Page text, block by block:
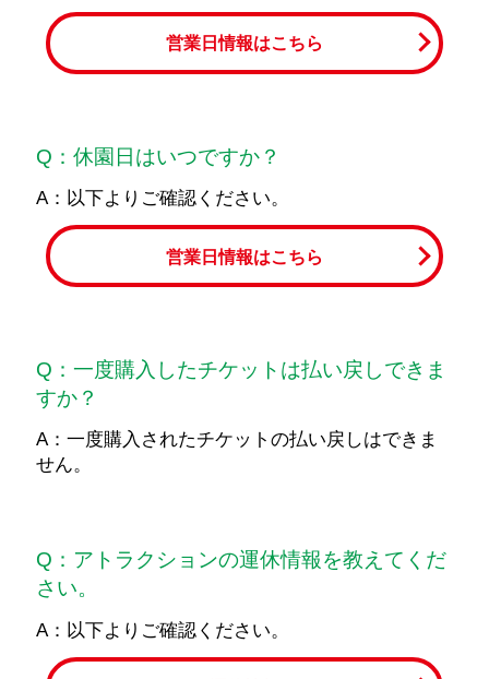
営業日情報はこちら
Q：休園日はいつですか？
A：以下よりご確認ください。
営業日情報はこちら
Q：一度購入したチケットは払い戻しできま
すか？
A：一度購入されたチケットの払い戻しはできま
せん。
Q：アトラクションの運休情報を教えてくだ
さい。
A：以下よりご確認ください。